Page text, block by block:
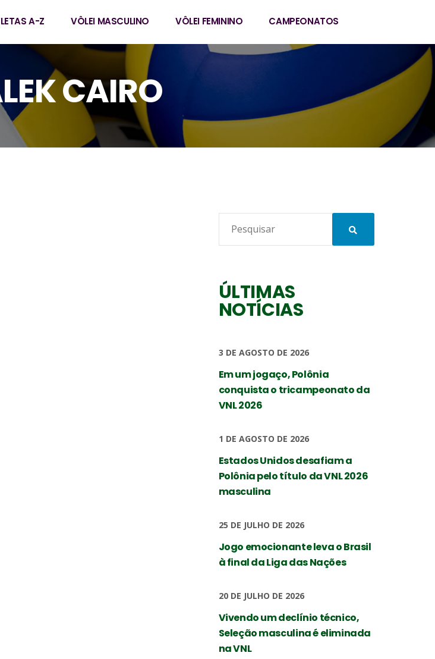
A-Z VÔLEI MASCULINO VÔLEI FEMININO CAMPEONATOS
CAIRO
ÚLTIMAS
NOTÍCIAS
3 DE AGOSTO DE 2026
Em um jogaço, Polônia
conquista o tricampeonato da
VNL 2026
1 DE AGOSTO DE 2026
Estados Unidos desafiam a
Polônia pelo título da VNL 2026
masculina
25 DE JULHO DE 2026
Jogo emocionante leva o Brasil
à final da Liga das Nações
20 DE JULHO DE 2026
Vivendo um declínio técnico,
Seleção masculina é eliminada
na VNL